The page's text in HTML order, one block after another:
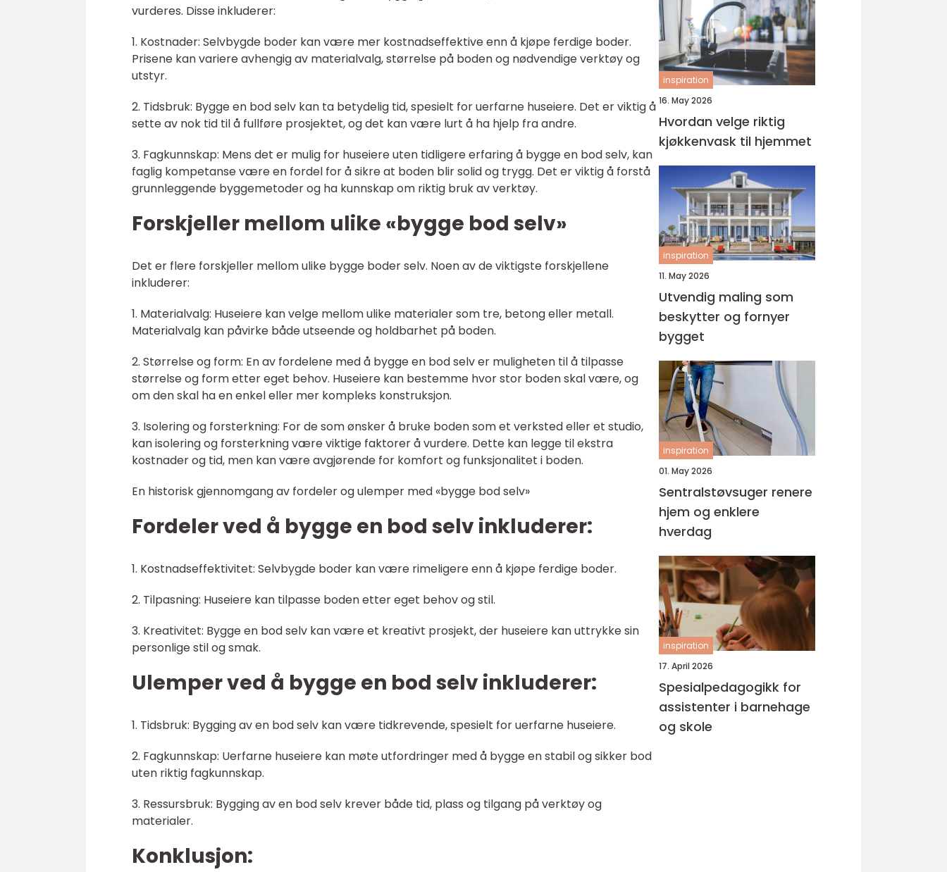
vurderes. Disse inkluderer:
1. Kostnader: Selvbygde boder kan være mer kostnadseffektive enn å kjøpe ferdige boder.
Prisene kan variere avhengig av materialvalg, størrelse på boden og nødvendige verktøy og
utstyr.
2. Tidsbruk: Bygge en bod selv kan ta betydelig tid, spesielt for uerfarne huseiere. Det er viktig å
sette av nok tid til å fullføre prosjektet, og det kan være lurt å ha hjelp fra andre.
3. Fagkunnskap: Mens det er mulig for huseiere uten tidligere erfaring å bygge en bod selv, kan
faglig kompetanse være en fordel for å sikre at boden blir solid og trygg. Det er viktig å forstå
grunnleggende byggemetoder og ha kunnskap om riktig bruk av verktøy.
Forskjeller mellom ulike «bygge bod selv»
Det er flere forskjeller mellom ulike bygge boder selv. Noen av de viktigste forskjellene
inkluderer:
1. Materialvalg: Huseiere kan velge mellom ulike materialer som tre, betong eller metall.
Materialvalg kan påvirke både utseende og holdbarhet på boden.
2. Størrelse og form: En av fordelene med å bygge en bod selv er muligheten til å tilpasse
størrelse og form etter eget behov. Huseiere kan bestemme hvor stor boden skal være, og
om den skal ha en enkel eller mer kompleks konstruksjon.
3. Isolering og forsterkning: For de som ønsker å bruke boden som et verksted eller et studio,
kan isolering og forsterkning være viktige faktorer å vurdere. Dette kan legge til ekstra
kostnader og tid, men kan være avgjørende for komfort og funksjonalitet i boden.
En historisk gjennomgang av fordeler og ulemper med «bygge bod selv»
Fordeler ved å bygge en bod selv inkluderer:
1. Kostnadseffektivitet: Selvbygde boder kan være rimeligere enn å kjøpe ferdige boder.
2. Tilpasning: Huseiere kan tilpasse boden etter eget behov og stil.
3. Kreativitet: Bygge en bod selv kan være et kreativt prosjekt, der huseiere kan uttrykke sin
personlige stil og smak.
Ulemper ved å bygge en bod selv inkluderer:
1. Tidsbruk: Bygging av en bod selv kan være tidkrevende, spesielt for uerfarne huseiere.
2. Fagkunnskap: Uerfarne huseiere kan møte utfordringer med å bygge en stabil og sikker bod
uten riktig fagkunnskap.
3. Ressursbruk: Bygging av en bod selv krever både tid, plass og tilgang på verktøy og
materialer.
Konklusjon:
inspiration
16. May 2026
Hvordan velge riktig
kjøkkenvask til hjemmet
inspiration
11. May 2026
Utvendig maling som
beskytter og fornyer
bygget
inspiration
01. May 2026
Sentralstøvsuger renere
hjem og enklere
hverdag
inspiration
17. April 2026
Spesialpedagogikk for
assistenter i barnehage
og skole